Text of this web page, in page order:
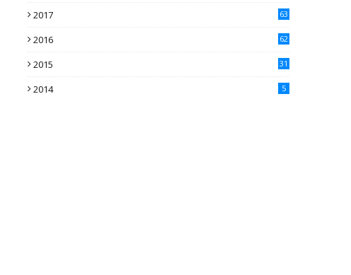
2017 63
2016
62
2015
31
2014 5